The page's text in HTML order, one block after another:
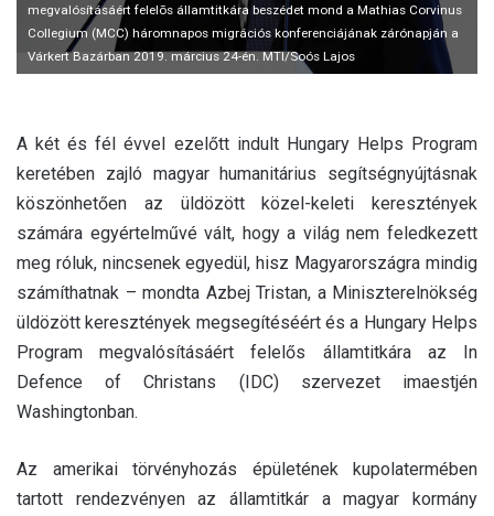
megvalósításáért felelõs államtitkára beszédet mond a Mathias Corvinus
Collegium (MCC) háromnapos migrációs konferenciájának zárónapján a
Várkert Bazárban 2019. március 24-én. MTI/Soós Lajos
A két és fél évvel ezelőtt indult Hungary Helps Program
keretében zajló magyar humanitárius segítségnyújtásnak
köszönhetően az üldözött közel-keleti keresztények
számára egyértelművé vált, hogy a világ nem feledkezett
meg róluk, nincsenek egyedül, hisz Magyarországra mindig
számíthatnak – mondta Azbej Tristan, a Miniszterelnökség
üldözött keresztények megsegítéséért és a Hungary Helps
Program megvalósításáért felelős államtitkára az In
Defence of Christans (IDC) szervezet imaestjén
Washingtonban.
Az amerikai törvényhozás épületének kupolatermében
tartott rendezvényen az államtitkár a magyar kormány